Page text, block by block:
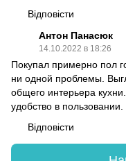
Відповісти
Антон Панасюк
14.10.2022 в 18:26
Покупал примерно пол
ни одной проблемы.
общего интерьера
удобство в
Відповісти